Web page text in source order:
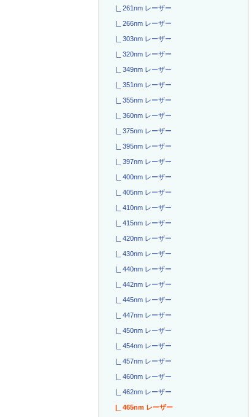
|_ 261nm レーザー
|_ 266nm レーザー
|_ 303nm レーザー
|_ 320nm レーザー
|_ 349nm レーザー
|_ 351nm レーザー
|_ 355nm レーザー
|_ 360nm レーザー
|_ 375nm レーザー
|_ 395nm レーザー
|_ 397nm レーザー
|_ 400nm レーザー
|_ 405nm レーザー
|_ 410nm レーザー
|_ 415nm レーザー
|_ 420nm レーザー
|_ 430nm レーザー
|_ 440nm レーザー
|_ 442nm レーザー
|_ 445nm レーザー
|_ 447nm レーザー
|_ 450nm レーザー
|_ 454nm レーザー
|_ 457nm レーザー
|_ 460nm レーザー
|_ 462nm レーザー
|_ 465nm レーザー